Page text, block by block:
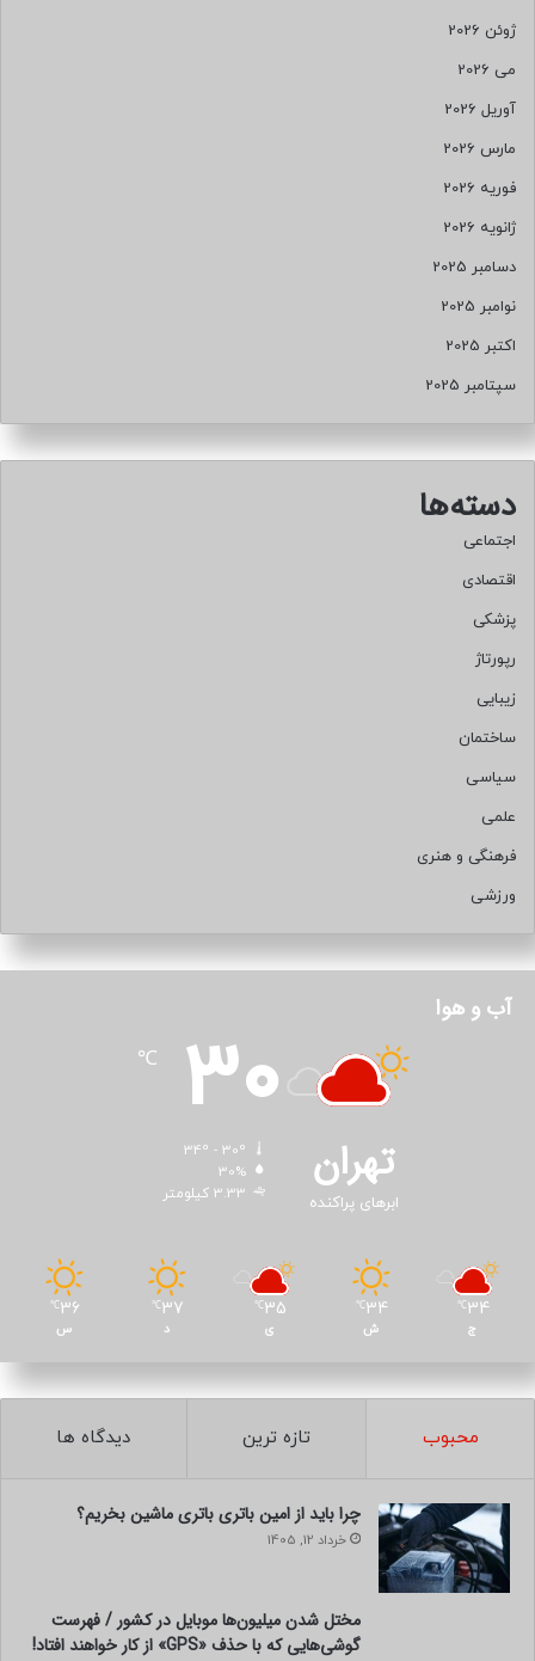
ژوئن 2026
می 2026
آوریل 2026
مارس 2026
فوریه 2026
ژانویه 2026
دسامبر 2025
نوامبر 2025
اکتبر 2025
سپتامبر 2025
دسته‌ها
اجتماعی
اقتصادی
پزشکی
رپورتاژ
زیبایی
ساختمان
سیاسی
علمی
فرهنگی و هنری
ورزشی
آب و هوا
تهران
ابرهای پراکنده
30
℃
30%
3.33 کیلومتر
34
℃
ج
34
℃
ش
35
℃
ی
37
℃
د
36
℃
س
محبوب تازه ترین دیدگاه ها
چرا باید از امین باتری باتری ماشین بخریم؟
خرداد 12, 1405
مختل شدن میلیون‌ها موبایل در کشور / فهرست
گوشی‌هایی که با حذف «GPS» از کار خواهند افتاد!